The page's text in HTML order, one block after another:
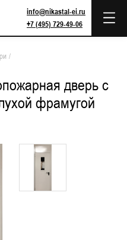
info@nikastal-ei.ru
+7 (495) 729-49-06
/
дверь с
фрамугой